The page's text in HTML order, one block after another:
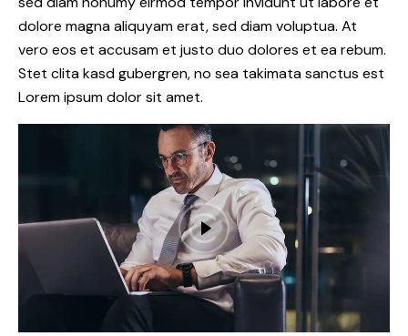
dolore magna aliquyam erat, sed diam voluptua. At
vero eos et accusam et justo duo dolores et ea rebum.
Stet clita kasd gubergren, no sea takimata sanctus est
Lorem ipsum dolor sit amet.